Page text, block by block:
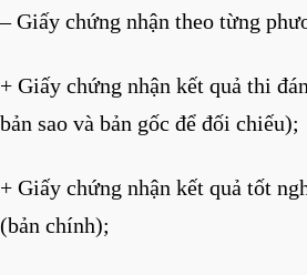
– Giấy chứng nhận theo từng
+ Giấy chứng nhận kết quả thi
bản sao và bản gốc để đối chiếu);
+ Giấy chứng nhận kết quả tốt
(bản chính);